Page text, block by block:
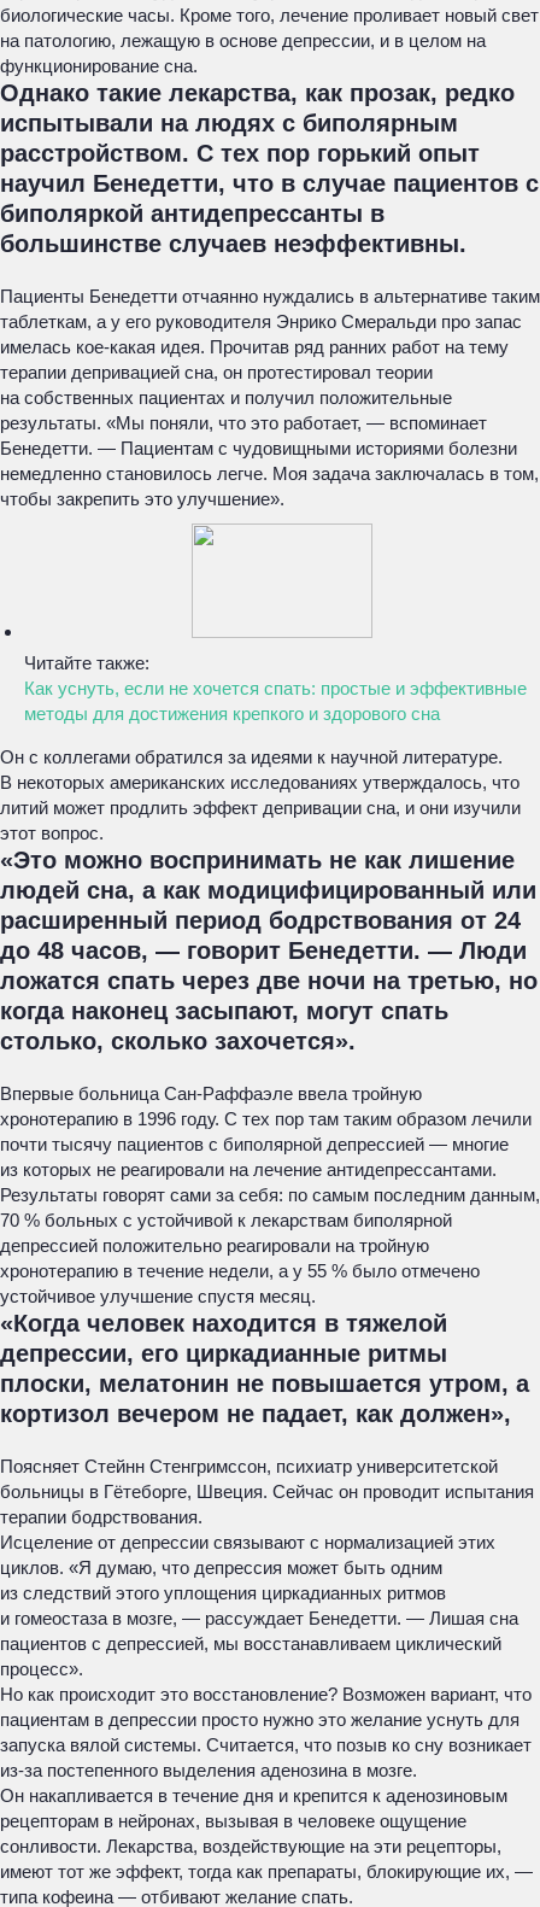
биологические часы. Кроме того, лечение проливает новый свет
на патологию, лежащую в основе депрессии, и в целом на
функционирование сна.
Однако такие лекарства, как прозак, редко
испытывали на людях с биполярным
расстройством. С тех пор горький опыт
научил Бенедетти, что в случае пациентов с
биполяркой антидепрессанты в
большинстве случаев неэффективны.
Пациенты Бенедетти отчаянно нуждались в альтернативе таким
таблеткам, а у его руководителя Энрико Смеральди про запас
имелась кое-какая идея. Прочитав ряд ранних работ на тему
терапии депривацией сна, он протестировал теории
на собственных пациентах и получил положительные
результаты. «Мы поняли, что это работает, — вспоминает
Бенедетти. — Пациентам с чудовищными историями болезни
немедленно становилось легче. Моя задача заключалась в том,
чтобы закрепить это улучшение».
Читайте также:
Как уснуть, если не хочется спать: простые и эффективные
методы для достижения крепкого и здорового сна
Он с коллегами обратился за идеями к научной литературе.
В некоторых американских исследованиях утверждалось, что
литий может продлить эффект депривации сна, и они изучили
этот вопрос.
«Это можно воспринимать не как лишение
людей сна, а как модицифицированный или
расширенный период бодрствования от 24
до 48 часов, — говорит Бенедетти. — Люди
ложатся спать через две ночи на третью, но
когда наконец засыпают, могут спать
столько, сколько захочется».
Впервые больница Сан-Раффаэле ввела тройную
хронотерапию в 1996 году. С тех пор там таким образом лечили
почти тысячу пациентов с биполярной депрессией — многие
из которых не реагировали на лечение антидепрессантами.
Результаты говорят сами за себя: по самым последним данным,
70 % больных с устойчивой к лекарствам биполярной
депрессией положительно реагировали на тройную
хронотерапию в течение недели, а у 55 % было отмечено
устойчивое улучшение спустя месяц.
«Когда человек находится в тяжелой
депрессии, его циркадианные ритмы
плоски, мелатонин не повышается утром, а
кортизол вечером не падает, как должен»,
Поясняет Стейнн Стенгримссон, психиатр университетской
больницы в Гётеборге, Швеция. Сейчас он проводит испытания
терапии бодрствования.
Исцеление от депрессии связывают с нормализацией этих
циклов. «Я думаю, что депрессия может быть одним
из следствий этого уплощения циркадианных ритмов
и гомеостаза в мозге, — рассуждает Бенедетти. — Лишая сна
пациентов с депрессией, мы восстанавливаем циклический
процесс».
Но как происходит это восстановление? Возможен вариант, что
пациентам в депрессии просто нужно это желание уснуть для
запуска вялой системы. Считается, что позыв ко сну возникает
из-за постепенного выделения аденозина в мозге.
Он накапливается в течение дня и крепится к аденозиновым
рецепторам в нейронах, вызывая в человеке ощущение
сонливости. Лекарства, воздействующие на эти рецепторы,
имеют тот же эффект, тогда как препараты, блокирующие их, —
типа кофеина — отбивают желание спать.